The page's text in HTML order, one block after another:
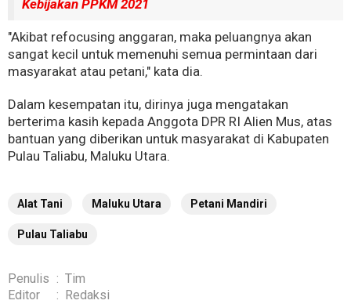
Kebijakan PPKM 2021
"Akibat refocusing anggaran, maka peluangnya akan
sangat kecil untuk memenuhi semua permintaan dari
masyarakat atau petani," kata dia.
Dalam kesempatan itu, dirinya juga mengatakan
berterima kasih kepada Anggota DPR RI Alien Mus, atas
bantuan yang diberikan untuk masyarakat di Kabupaten
Pulau Taliabu, Maluku Utara.
Alat Tani Maluku Utara Petani Mandiri
Pulau Taliabu
Penulis : Tim
Editor
: Redaksi